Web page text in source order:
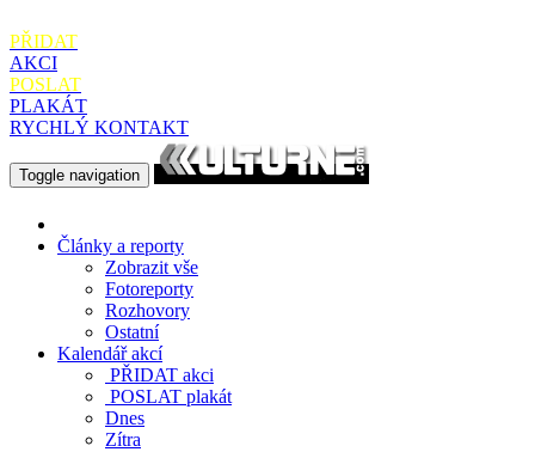
PŘIDAT
AKCI
POSLAT
PLAKÁT
RYCHLÝ KONTAKT
Toggle navigation
Články a reporty
Zobrazit vše
Fotoreporty
Rozhovory
Ostatní
Kalendář akcí
PŘIDAT akci
POSLAT plakát
Dnes
Zítra